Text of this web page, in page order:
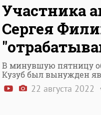
Участника
Сергея
В минувшую пятницу
Кузуб был вынужден
22 августа 2022